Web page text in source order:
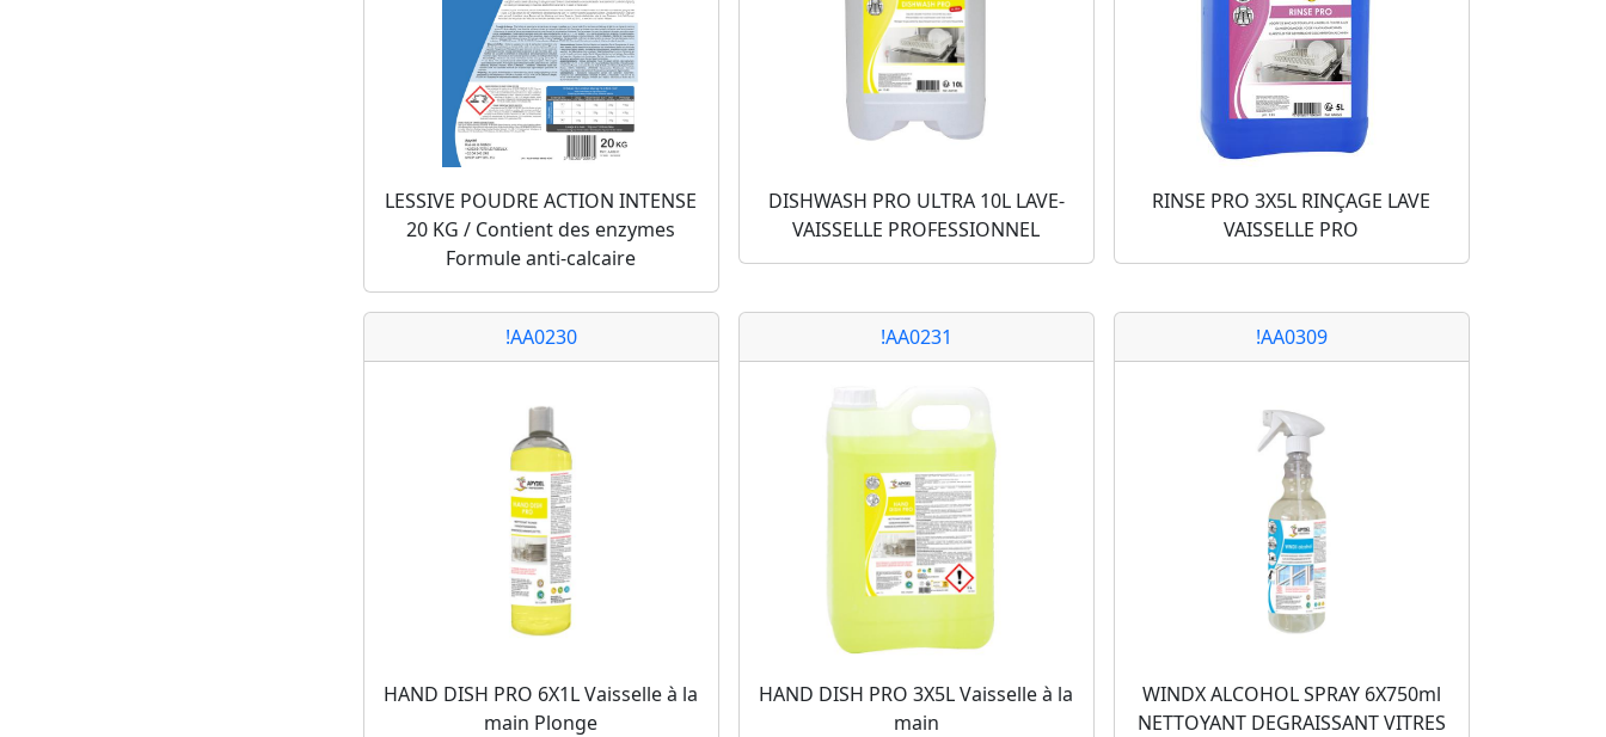
LESSIVE POUDRE ACTION INTENSE
20 KG / Contient des enzymes
Formule anti-calcaire
DISHWASH PRO ULTRA 10L LAVE-
VAISSELLE PROFESSIONNEL
RINSE PRO 3X5L RINÇAGE LAVE
VAISSELLE PRO
!AA0230
HAND DISH PRO 6X1L Vaisselle à la
main Plonge
!AA0231
HAND DISH PRO 3X5L Vaisselle à la
main
!AA0309
WINDX ALCOHOL SPRAY 6X750ml
NETTOYANT DEGRAISSANT VITRES